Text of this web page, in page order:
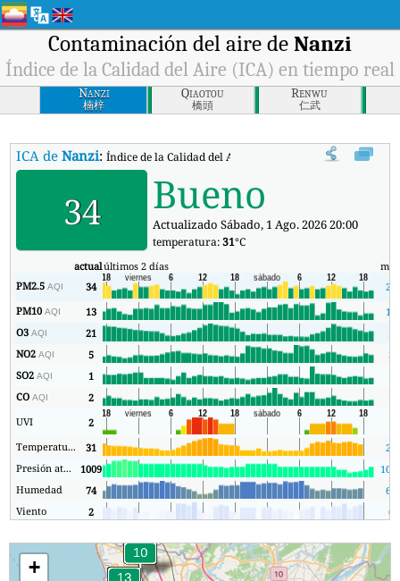
Contaminación del aire de Nanzi
Índice de la Calidad del Aire (ICA) en tiempo real
Nanzi
楠梓
Qiaotou
橋頭
Renwu
仁武
ICA deNanzi:Índice de la Calidad del Aire (ICA) de Nanzi en tiempo real.
34 Bueno
Actualizado Sábado, 1 Ago. 2026 20:00
temperatura:31°C
actualúltimos 2 días
PM2.5AQI 34
21
PM10AQI 13
10
O3AQI 21
5
NO2AQI 5
3
SO2AQI 1
1
COAQI 2
1
UVI
2
1
Temperatura.
31
28
Presión atmosférica
1009
Humedad
74
62
Viento
2 0
+